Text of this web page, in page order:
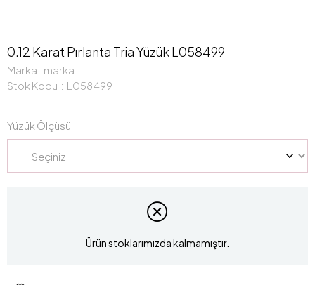
0.12 Karat Pırlanta Tria Yüzük L058499
Marka : marka
Stok Kodu
L058499
Yüzük Ölçüsü
Ürün stoklarımızda kalmamıştır.